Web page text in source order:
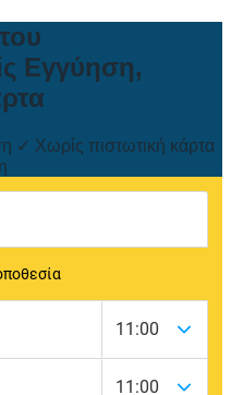
Εγγύηση,
✓ Χωρίς πιστωτική κάρτα